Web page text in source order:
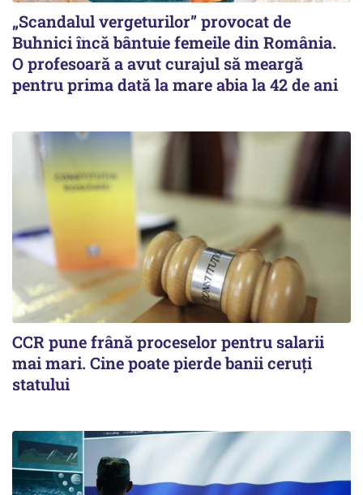
„Scandalul vergeturilor” provocat de
Buhnici încă bântuie femeile din România.
O profesoară a avut curajul să meargă
pentru prima dată la mare abia la 42 de ani
CCR pune frână proceselor pentru salarii
mai mari. Cine poate pierde banii ceruți
statului